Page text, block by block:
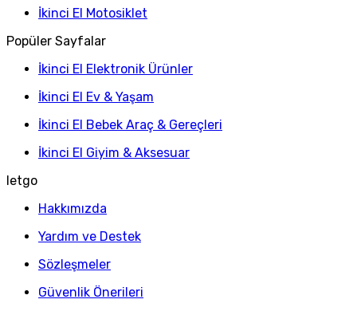
İkinci El Motosiklet
Popüler Sayfalar
İkinci El Elektronik Ürünler
İkinci El Ev & Yaşam
İkinci El Bebek Araç & Gereçleri
İkinci El Giyim & Aksesuar
letgo
Hakkımızda
Yardım ve Destek
Sözleşmeler
Güvenlik Önerileri